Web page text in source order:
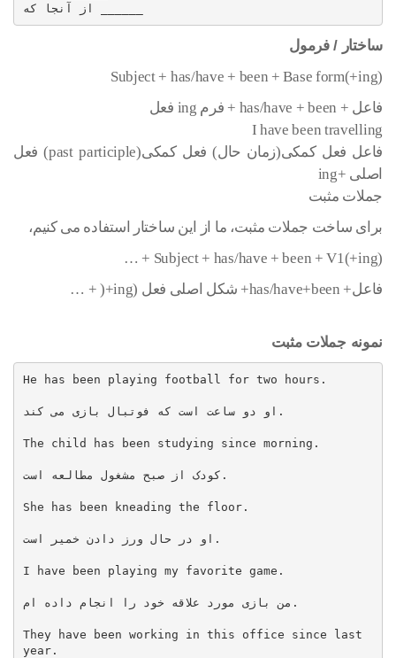
ساختار / فرمول
Subject + has/have + been + Base form(+ing)
فاعل + has/have + been + فرم ing فعل
I have been travelling
فاعل فعل کمکی(زمان حال) فعل کمکی(past participle) فعل
اصلی +ing
جملات مثبت
برای ساخت جملات مثبت، ما از این ساختار استفاده می کنیم،
Subject + has/have + been + V1(+ing) + …
فاعل+ has/have+been+ شکل اصلی فعل (ing+( + …
نمونه جملات مثبت
He has been playing football for two hours.
او دو ساعت است که فوتبال بازی می کند.
The child has been studying since morning.
کودک از صبح مشغول مطالعه است.
She has been kneading the floor.
او در حال ورز دادن خمیر است.
I have been playing my favorite game.
من بازی مورد علاقه خود را انجام داده ام.
They have been working in this office since last
year.